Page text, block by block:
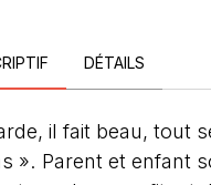
DÉTAILS
il fait beau, tout
». Parent et enfant